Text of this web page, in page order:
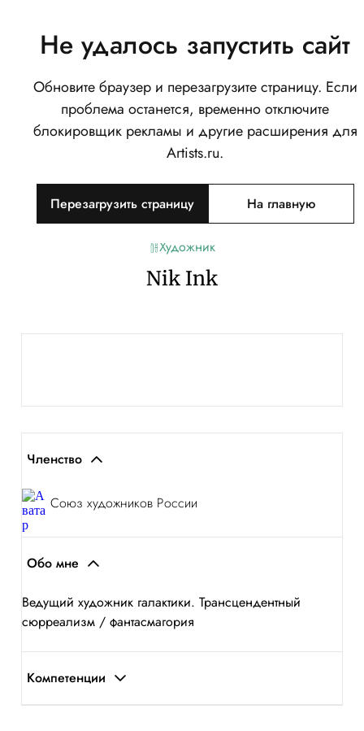
Не удалось запустить сайт
Обновите браузер и перезагрузите страницу. Если
проблема останется, временно отключите
блокировщик рекламы и другие расширения для
Artists.ru.
Перезагрузить страницу На главную
Художник
Nik Ink
Членство
Союз художников России
Обо мне
Ведущий художник галактики. Трансцендентный
сюрреализм / фантасмагория
Компетенции